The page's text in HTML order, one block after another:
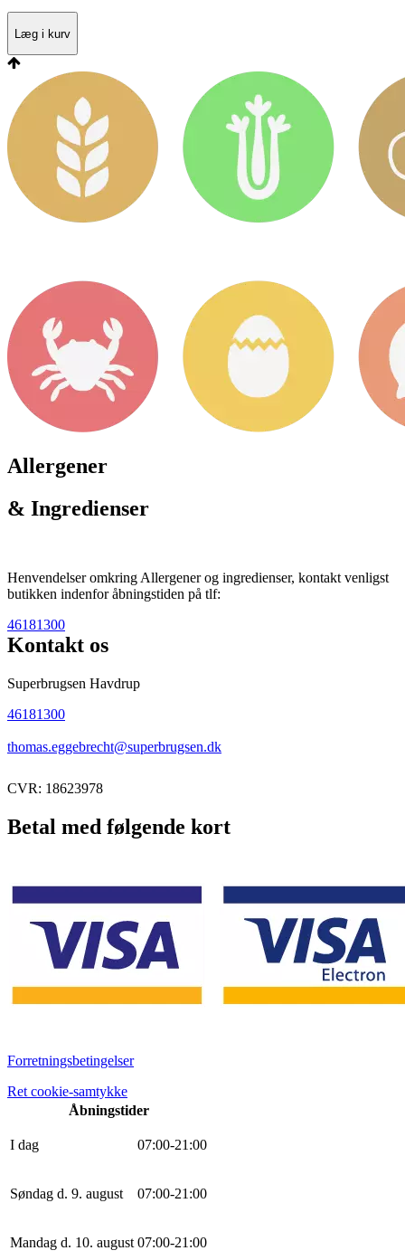
Læg i kurv
Allergener
& Ingredienser
Henvendelser omkring Allergener og ingredienser, kontakt venligst
butikken indenfor åbningstiden på tlf:
46181300
Kontakt os
Superbrugsen Havdrup
46181300
thomas.eggebrecht@superbrugsen.dk
CVR: 18623978
Betal med følgende kort
Forretningsbetingelser
Ret cookie-samtykke
Åbningstider
I dag 07:00-21 :00
Søndag d. 9. august 07:00-21 :00
Mandag d. 10. august 07:00-21 :00